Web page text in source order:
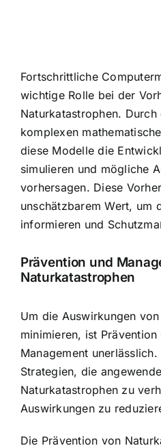
Fortschrittliche
wichtige Rolle bei der
Naturkatastrophen.
komplexen
diese Modelle die
simulieren und mögliche
vorhersagen. Diese
unschätzbarem Wert, um
informieren und
Prävention und
Naturkatastrophen
Um die Auswirkungen
minimieren, ist
Management
Strategien, die
Naturkatastrophen zu
Auswirkungen zu
Die Prävention von